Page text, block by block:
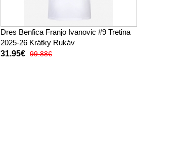
Dres Benfica Franjo Ivanovic #9 Tretina
2025-26 Krátky Rukáv
31.95€ 99.88€